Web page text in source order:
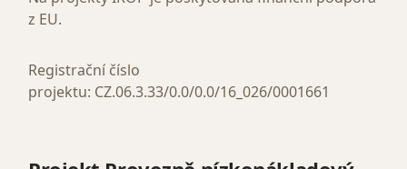
z EU.
Registrační číslo
projektu: CZ.06.3.33/0.0/0.0/16_026/0001661